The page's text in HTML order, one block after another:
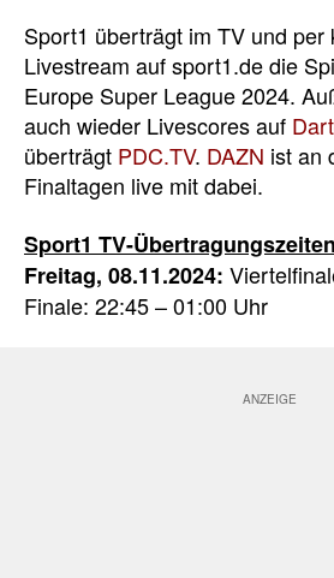
Sport1 überträgt im TV und per
Livestream auf sport1.de die
Europe Super League 2024.
auch wieder Livescores auf
überträgt PDC.TV. DAZN ist an
Finaltagen live mit dabei.
Sport1 TV-
Freitag, 08.11.2024:
Finale: 22:45 – 01:00 Uhr